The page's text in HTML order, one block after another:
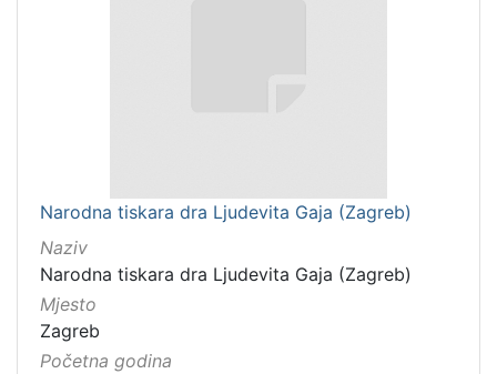
Narodna tiskara dra Ljudevita Gaja (Zagreb)
Naziv
Narodna tiskara dra Ljudevita Gaja (Zagreb)
Mjesto
Zagreb
Početna godina